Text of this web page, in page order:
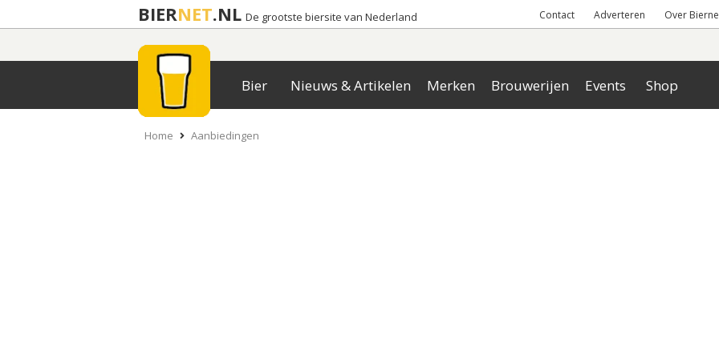
BIERNET.NL De grootste biersite van Nederland Contact Adverteren Over
Bier Nieuws & Artikelen Merken Brouwerijen Events Shop
Home Aanbiedingen